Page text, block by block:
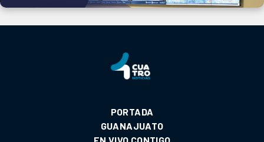
PORTADA
GUANAJUATO
EN VIVO CONTIGO